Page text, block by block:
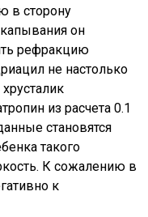
в сторону
он
рефракцию
не настолько
из расчета 0.1
становятся
такого
К сожалению в
к